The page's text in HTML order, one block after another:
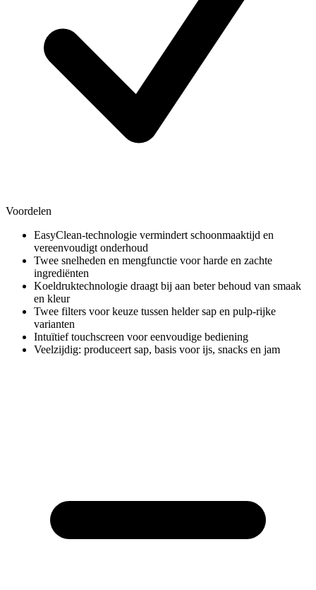
Voordelen
EasyClean-technologie vermindert schoonmaaktijd en
vereenvoudigt onderhoud
Twee snelheden en mengfunctie voor harde en zachte
ingrediënten
Koeldruktechnologie draagt bij aan beter behoud van smaak
en kleur
Twee filters voor keuze tussen helder sap en pulp-rijke
varianten
Intuïtief touchscreen voor eenvoudige bediening
Veelzijdig: produceert sap, basis voor ijs, snacks en jam